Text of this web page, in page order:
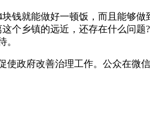
钱就能做好一顿饭，而且能够
个乡镇的远近，还存在什么问
。
政府改善治理工作。公众在微